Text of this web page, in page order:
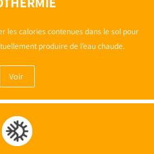
les calories contenues dans le sol pour
produire de l’eau chaude.
Voir